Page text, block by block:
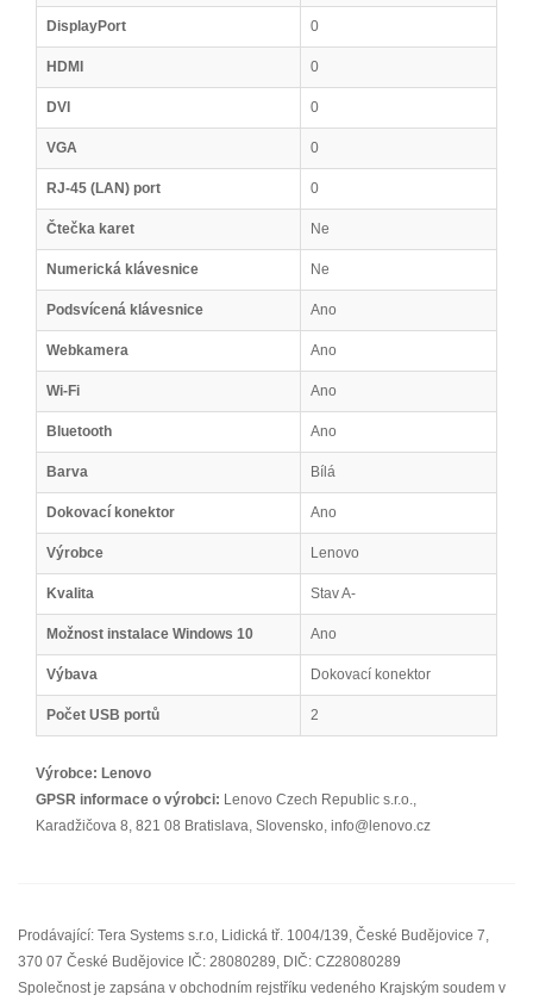
DisplayPort 0
HDMI 0
DVI 0
VGA 0
RJ-45 (LAN) port 0
Čtečka karet Ne
Numerická klávesnice Ne
Podsvícená klávesnice Ano
Webkamera Ano
Wi-Fi Ano
Bluetooth Ano
Barva Bílá
Dokovací konektor Ano
Výrobce Lenovo
Kvalita Stav A-
Možnost instalace Windows 10 Ano
Výbava Dokovací konektor
Počet USB portů 2
Výrobce: Lenovo
GPSR informace o výrobci: Lenovo Czech Republic s.r.o.,
Karadžičova 8, 821 08 Bratislava, Slovensko, info@lenovo.cz
Prodávající: Tera Systems s.r.o, Lidická tř. 1004/139, České Budějovice 7,
370 07 České Budějovice IČ: 28080289, DIČ: CZ28080289
Společnost je zapsána v obchodním rejstříku vedeného Krajským soudem v